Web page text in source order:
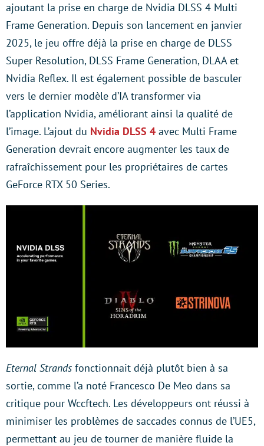
ajoutant la prise en charge de Nvidia DLSS 4 Multi
Frame Generation. Depuis son lancement en janvier
2025, le jeu offre déjà la prise en charge de DLSS
Super Resolution, DLSS Frame Generation, DLAA et
Nvidia Reflex. Il est également possible de basculer
vers le dernier modèle d’IA transformer via
l’application Nvidia, améliorant ainsi la qualité de
l’image. L’ajout du Nvidia DLSS 4 avec Multi Frame
Generation devrait encore augmenter les taux de
rafraîchissement pour les propriétaires de cartes
GeForce RTX 50 Series.
Eternal Strands fonctionnait déjà plutôt bien à sa
sortie, comme l’a noté Francesco De Meo dans sa
critique pour Wccftech. Les développeurs ont réussi à
minimiser les problèmes de saccades connus de l’UE5,
permettant au jeu de tourner de manière fluide la